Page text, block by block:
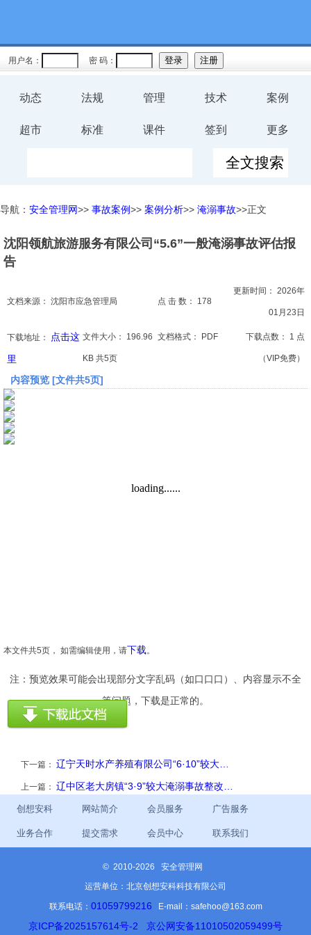
用户名： 密 码：
动态 法规 管理 技术 案例
超市 标准 课件 签到 更多
规程
预案
评价
生
环保
文档
论文
导航： 安全管理网>> 事故案例>> 案例分析>> 淹溺事故>>正文
沈阳领航旅游服务有限公司“5.6”一般淹溺事故评估报
告
文档来源： 沈阳市应急管理局 点 击 数： 178
更新时间： 2026年
01月23日
下载地址：
点击这
里
文件大小： 196.96
KB 共5页
文档格式： PDF 下载点数： 1 点
（VIP免费）
内容预览 [文件共5页]
本文件共5页， 如需编辑使用，请下载。
注：预览效果可能会出现部分文字乱码（如口口口）、内容显示不全
等问题，下载是正常的。
下一篇： 辽宁天时水产养殖有限公司“6·10”较大…
上一篇： 辽中区老大房镇“3·9”较大淹溺事故整改…
创想安科 网站简介 会员服务 广告服务
业务合作 提交需求 会员中心 联系我们
© 2010-2026 安全管理网
运营单位：北京创想安科科技有限公司
联系电话： 01059799216 E-mail：safehoo@163.com
京ICP备2025157614号-2 京公网安备11010502059499号